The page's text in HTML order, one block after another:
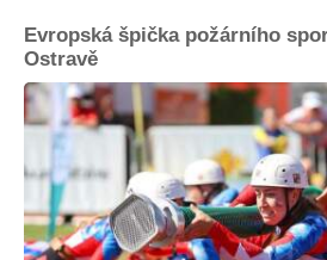
Evropská špička požárního
Ostravě